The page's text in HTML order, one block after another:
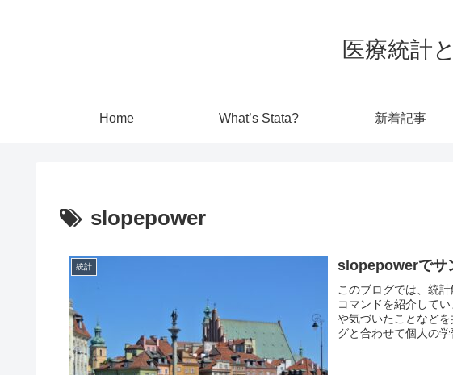
医療統計
Home What’s Stata? 新着記事
slopepower
統計 slopepowerでサ
このブログでは、統
コマンドを紹介して
や気づいたことなど
グと合わせて個人の学